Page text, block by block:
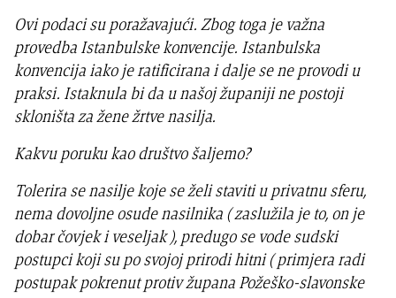
Ovi podaci su poražavajući. Zbog toga je važna
provedba Istanbulske konvencije. Istanbulska
konvencija iako je ratificirana i dalje se ne provodi u
praksi. Istaknula bi da u našoj županiji ne postoji
skloništa za žene žrtve nasilja.
Kakvu poruku kao društvo šaljemo?
Tolerira se nasilje koje se želi staviti u privatnu sferu,
nema dovoljne osude nasilnika ( zaslužila je to, on je
dobar čovjek i veseljak ), predugo se vode sudski
postupci koji su po svojoj prirodi hitni ( primjera radi
postupak pokrenut protiv župana Požeško-slavonske